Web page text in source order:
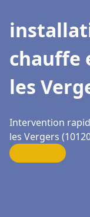
chauffe
les
Intervention
les Vergers